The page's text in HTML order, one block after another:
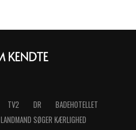
TV2 DR
BADEHOTELLET
LANDMAND SØGER KÆRLIGHED